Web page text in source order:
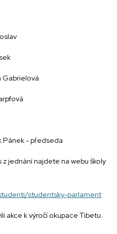
Gabrielová
Pánek - předseda
jednání najdete na webu školy
studentsky-parlament
akce k výročí okupace Tibetu.